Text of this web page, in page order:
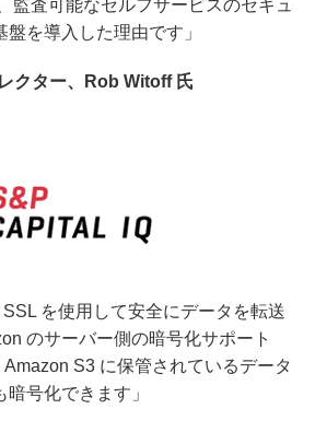
監査可能なセルフサービスのセキュ
盤を導入した理由です」
クター、Rob Witoff 氏
SSL を使用して安全にデータを転送
のサーバー側の暗号化サポート
S3 に保管されているデータ
暗号化できます」